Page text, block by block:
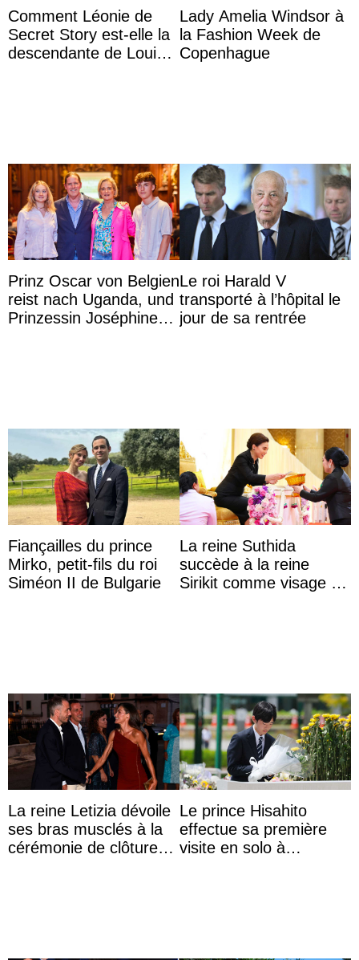
Comment Léonie de
Secret Story est-elle la
descendante de Louis
Lady Amelia Windsor à
la Fashion Week de
Copenhague
Prinz Oscar von Belgien
reist nach Uganda, und
Prinzessin Joséphine
Le roi Harald V
transporté à l’hôpital le
jour de sa rentrée
Fiançailles du prince
Mirko, petit-fils du roi
Siméon II de Bulgarie
La reine Suthida
succède à la reine
Sirikit comme visage de
La reine Letizia dévoile
ses bras musclés à la
cérémonie de clôture
Le prince Hisahito
effectue sa première
visite en solo à